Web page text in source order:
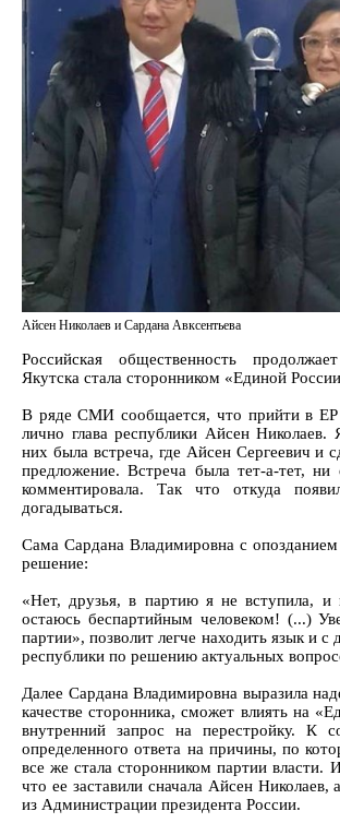
Айсен Николаев и Сардана Авксентьева
Российская общественность
Якутска стала сторонником «Единой
В ряде СМИ сообщается, что прийти в ЕР
лично глава республики Айсен
них была встреча, где Айсен Сергеевич и
предложение. Встреча была тет-а-тет,
комментировала. Так что откуда
догадываться.
Сама Сардана Владимировна с опозданием
решение:
«Нет, друзья, в партию я не вступила,
остаюсь беспартийным человеком! (...)
партии», позволит легче находить язык и с
республики по решению актуальных
Далее Сардана Владимировна выразила
качестве сторонника, сможет влиять на
внутренний запрос на перестройку. К
определенного ответа на причины, по
все же стала сторонником партии власти.
что ее заставили сначала Айсен Николаев,
из Администрации президента России.